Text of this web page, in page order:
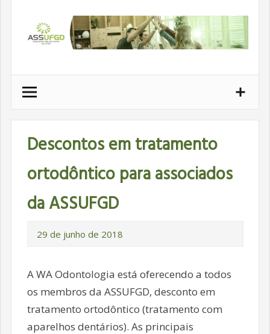
conteúdo
Descontos em tratamento
ortodôntico para associados
da ASSUFGD
29 de junho de 2018
A WA Odontologia está oferecendo a todos
os membros da ASSUFGD, desconto em
tratamento ortodôntico (tratamento com
aparelhos dentários). As principais